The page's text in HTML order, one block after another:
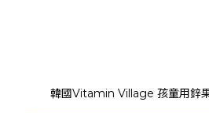
韓國Vitamin Village 孩童用鋅